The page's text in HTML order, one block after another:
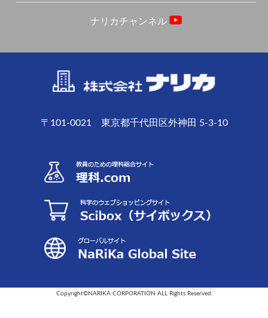
ナリカチャンネル
〒101-0021 東京都千代田区外神田 5-3-10
Copyright©NARIKA CORPORATION ALL Rights Reserved.